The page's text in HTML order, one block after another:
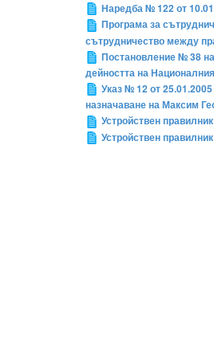
Наредба № 122 от
Програма за
сътрудничество между
Постановление № 38 на
дейността на
Указ № 12 от
назначаване на Максим
Устройствен
Устройствен